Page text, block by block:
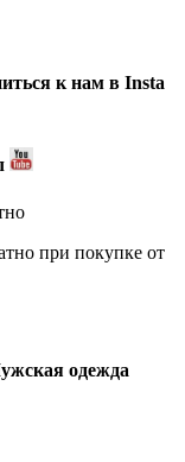
к нам в Insta
при покупке от
одежда